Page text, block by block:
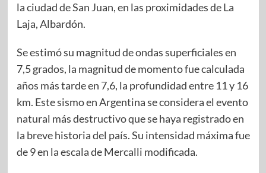
la ciudad de San Juan, en las proximidades de La
Laja, Albardón.
Se estimó su magnitud de ondas superficiales en
7,5 grados, la magnitud de momento fue calculada
años más tarde en 7,6, la profundidad entre 11 y 16
km. Este sismo en Argentina se considera el evento
natural más destructivo que se haya registrado en
la breve historia del país. Su intensidad máxima fue
de 9 en la escala de Mercalli modificada.